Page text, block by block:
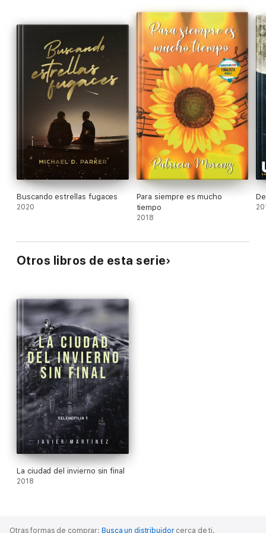
Buscando estrellas fugaces
2020
Para siempre es mucho
tiempo
2018
Otros libros de esta serie
La ciudad del invierno sin final
2018
Otras formas de comprar:Busca un distribuidorcerca de ti.